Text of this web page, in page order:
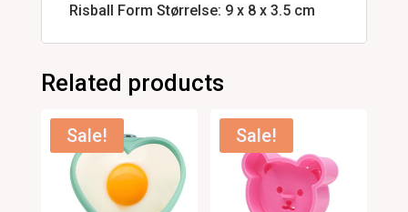
Risball Form Størrelse: 9 x 8 x 3.5 cm
Related products
Sale! Sale!